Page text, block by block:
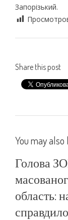
Запорізький.
Share this post
You may also
Голова
область: